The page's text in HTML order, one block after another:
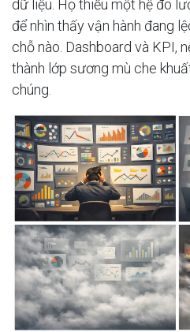
dữ liệu. Họ thiếu một hệ đo
để nhìn thấy vận hành đang
chỗ nào. Dashboard và KPI,
thành lớp sương mù che
chúng.